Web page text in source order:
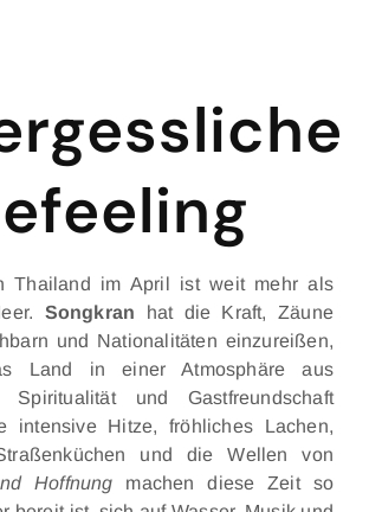
Thailand im April ist weit mehr als
Songkran hat die Kraft, Zäune
und Nationalitäten einzureißen,
Land in einer Atmosphäre aus
Spiritualität und Gastfreundschaft
intensive Hitze, fröhliches Lachen,
und die Wellen von
Hoffnung machen diese Zeit so